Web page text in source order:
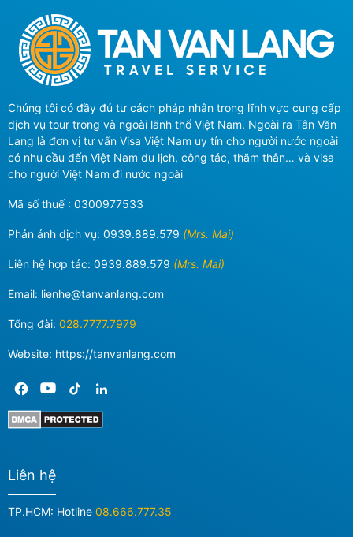
Chúng tôi có đầy đủ tư cách pháp nhân trong lĩnh vực cung cấp
dịch vụ tour trong và ngoài lãnh thổ Việt Nam. Ngoài ra Tân Văn
Lang là đơn vị tư vấn Visa Việt Nam uy tín cho người nước ngoài
có nhu cầu đến Việt Nam du lịch, công tác, thăm thân… và visa
cho người Việt Nam đi nước ngoài
Mã số thuế : 0300977533
Phản ánh dịch vụ: 0939.889.579 (Mrs. Mai)
Liên hệ hợp tác: 0939.889.579 (Mrs. Mai)
Email: lienhe@tanvanlang.com
Tổng đài: 028.7777.7979
Website: https://tanvanlang.com
Liên hệ
TP.HCM: Hotline 08.666.777.35